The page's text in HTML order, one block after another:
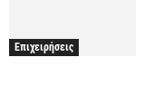
Επιχειρήσεις